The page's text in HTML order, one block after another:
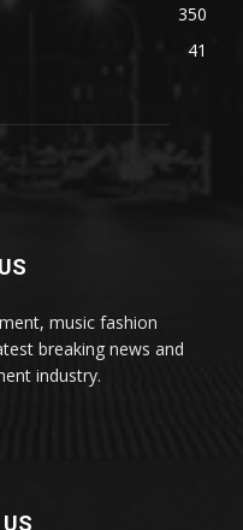
350
41
music fashion
breaking news and
industry.